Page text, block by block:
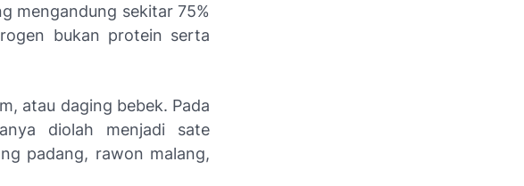
mengandung sekitar 75%
bukan protein serta
atau daging bebek. Pada
diolah menjadi sate
padang, rawon malang,